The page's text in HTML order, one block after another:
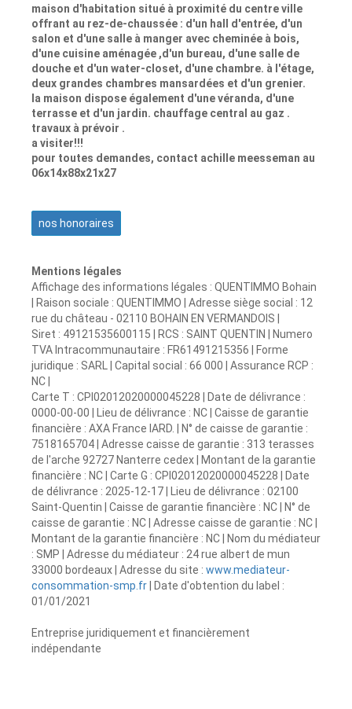
maison d'habitation situé à proximité du centre ville
offrant au rez-de-chaussée : d'un hall d'entrée, d'un
salon et d'une salle à manger avec cheminée à bois,
d'une cuisine aménagée ,d'un bureau, d'une salle de
douche et d'un water-closet, d'une chambre. à l'étage,
deux grandes chambres mansardées et d'un grenier.
la maison dispose également d'une véranda, d'une
terrasse et d'un jardin. chauffage central au gaz .
travaux à prévoir .
a visiter!!!
pour toutes demandes, contact achille meesseman au
06x14x88x21x27
nos honoraires
Mentions légales
Affichage des informations légales : QUENTIMMO Bohain
| Raison sociale : QUENTIMMO | Adresse siège social : 12
rue du château - 02110 BOHAIN EN VERMANDOIS |
Siret : 49121535600115 | RCS : SAINT QUENTIN | Numero
TVA Intracommunautaire : FR61491215356 | Forme
juridique : SARL | Capital social : 66 000 | Assurance RCP :
NC |
Carte T : CPI02012020000045228 | Date de délivrance :
0000-00-00 | Lieu de délivrance : NC | Caisse de garantie
financière : AXA France IARD. | N° de caisse de garantie :
7518165704 | Adresse caisse de garantie : 313 terasses
de l'arche 92727 Nanterre cedex | Montant de la garantie
financière : NC | Carte G : CPI02012020000045228 | Date
de délivrance : 2025-12-17 | Lieu de délivrance : 02100
Saint-Quentin | Caisse de garantie financière : NC | N° de
caisse de garantie : NC | Adresse caisse de garantie : NC |
Montant de la garantie financière : NC | Nom du médiateur
: SMP | Adresse du médiateur : 24 rue albert de mun
33000 bordeaux | Adresse du site : www.mediateur-
consommation-smp.fr| Date d'obtention du label :
01/01/2021
Entreprise juridiquement et financièrement
indépendante